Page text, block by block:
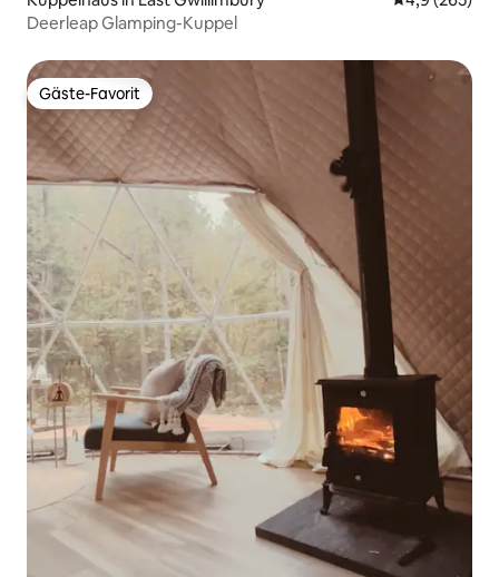
Deerleap Glamping-Kuppel
Gäste-Favorit
Gäste-Favorit